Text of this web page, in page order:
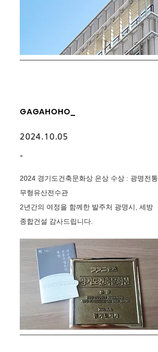
GAGAHOHO_
2024.10.05
-
2024 경기도건축문화상 은상 수상 : 광명전통
무형유산전수관
2년간의 여정을 함께한 발주처 광명시, 세방
종합건설 감사드립니다.